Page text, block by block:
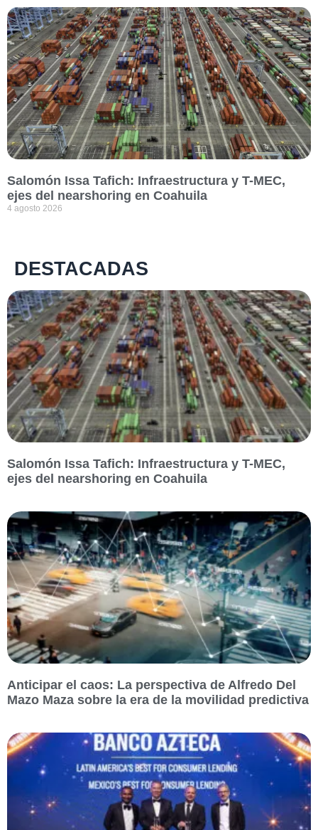
Salomón Issa Tafich: Infraestructura y T-MEC,
ejes del nearshoring en Coahuila
4 agosto 2026
DESTACADAS
Salomón Issa Tafich: Infraestructura y T-MEC,
ejes del nearshoring en Coahuila
Anticipar el caos: La perspectiva de Alfredo Del
Mazo Maza sobre la era de la movilidad predictiva